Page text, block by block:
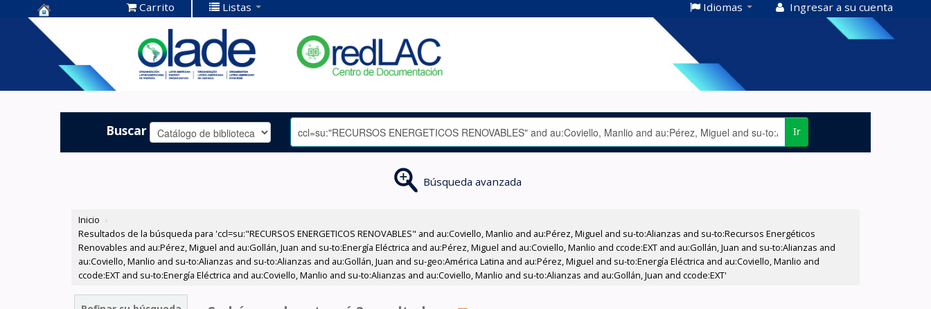
Centro de
Documentación
OLADE -
Carrito Listas Idiomas Ingresar a su cuenta
Buscar Ir
Búsqueda avanzada
Inicio ›
Resultados de la búsqueda para 'ccl=su:"RECURSOS ENERGETICOS RENOVABLES" and au:Coviello, Manlio and au:Pérez, Miguel and su-to:Alianzas and su-to:Recursos Energéticos
Renovables and au:Pérez, Miguel and au:Gollán, Juan and su-to:Energía Eléctrica and au:Pérez, Miguel and au:Coviello, Manlio and ccode:EXT and au:Gollán, Juan and su-to:Alianzas and
au:Coviello, Manlio and su-to:Alianzas and su-to:Alianzas and au:Gollán, Juan and su-geo:América Latina and au:Pérez, Miguel and su-to:Energía Eléctrica and au:Coviello, Manlio and
ccode:EXT and su-to:Energía Eléctrica and au:Coviello, Manlio and su-to:Alianzas and au:Coviello, Manlio and su-to:Alianzas and au:Gollán, Juan and ccode:EXT'